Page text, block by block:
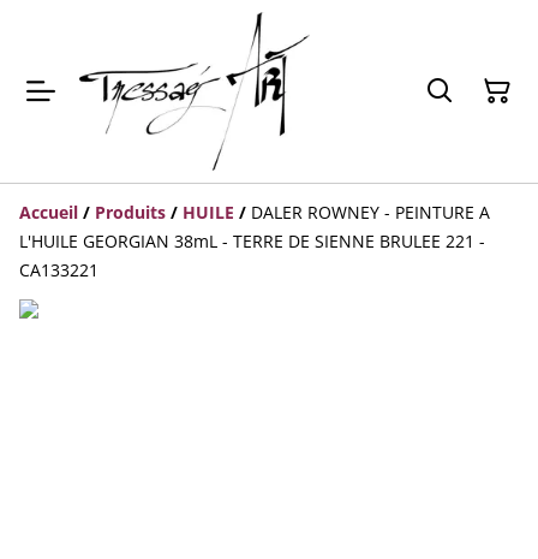
Accueil / Produits / HUILE / DALER ROWNEY - PEINTURE A
L'HUILE GEORGIAN 38mL - TERRE DE SIENNE BRULEE 221 -
CA133221